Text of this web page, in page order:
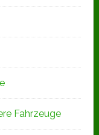
Fahrzeuge